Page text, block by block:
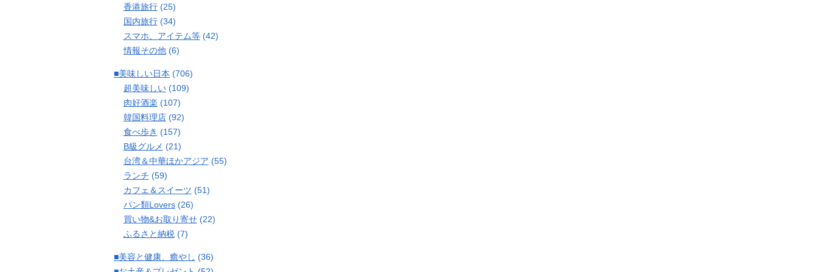
香港旅行(25)
国内旅行(34)
スマホ、アイテム等(42)
情報その他(6)
■美味しい日本 (706)
超美味しい(109)
肉好酒楽 (107)
韓国料理店(92)
食べ歩き (157)
B級グルメ (21)
台湾＆中華ほかアジア (55)
ランチ (59)
カフェ＆スイーツ (51)
パン類Lovers(26)
買い物&お取り寄せ(22)
ふるさと納税(7)
■美容と健康、癒やし (36)